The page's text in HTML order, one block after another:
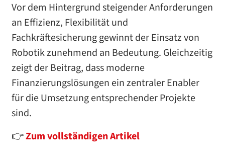
Vor dem Hintergrund steigender Anforderungen
an Effizienz, Flexibilität und
Fachkräftesicherung gewinnt der Einsatz von
Robotik zunehmend an Bedeutung. Gleichzeitig
zeigt der Beitrag, dass moderne
Finanzierungslösungen ein zentraler Enabler
für die Umsetzung entsprechender Projekte
sind.
👉Zum vollständigen Artikel